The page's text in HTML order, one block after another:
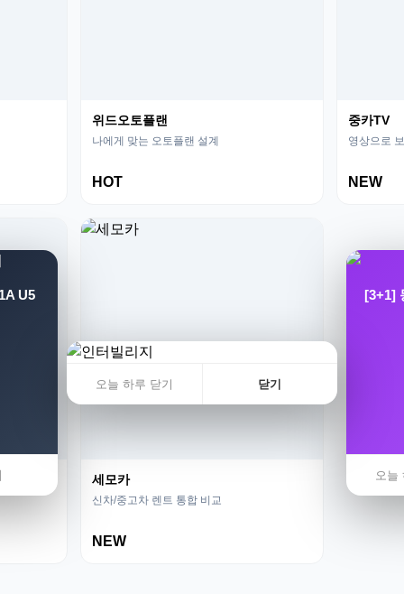
위드오토플랜
나에게 맞는 오토플랜 설계
HOT
중카TV
영상으로
NEW
세모카
신차/중고차 렌트 통합 비교
NEW
오늘 하루 닫기 닫기
[3+1]
오늘
U5